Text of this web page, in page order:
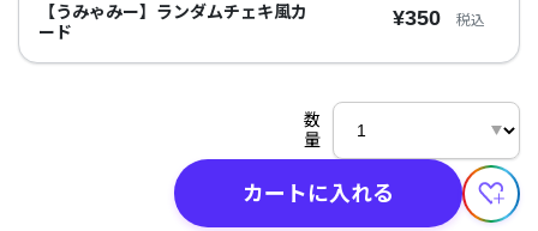
【うみゃみー】ランダムチェキ風カ
ード
¥350 税込
数
量
カートに入れる